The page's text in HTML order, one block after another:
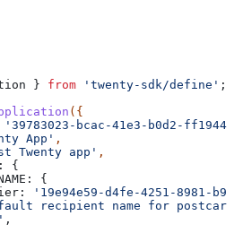
} from 'twenty-sdk/define' ;
({
'39783023-bcac-41e3-b0d2-
App' ,
Twenty app' ,
{
{
'19e94e59-d4fe-4251-8981-
recipient name for
,